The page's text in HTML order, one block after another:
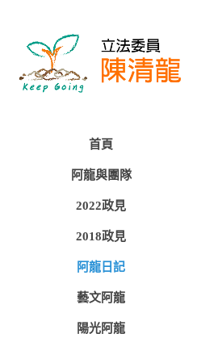
首頁
阿龍與團隊
2022政見
2018政見
阿龍日記
藝文阿龍
陽光阿龍